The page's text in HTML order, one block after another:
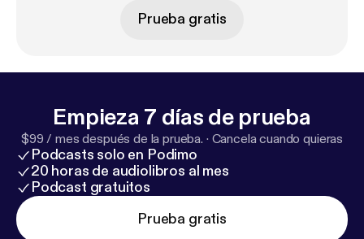
Prueba gratis
Empieza 7 días de prueba
$99 / mes después de la prueba. · Cancela cuando quieras
Podcasts solo en Podimo
20 horas de audiolibros al mes
Podcast gratuitos
Prueba gratis